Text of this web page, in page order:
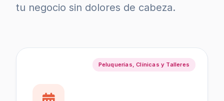
tu negocio sin dolores de cabeza.
Peluquerías, Clínicas y Talleres